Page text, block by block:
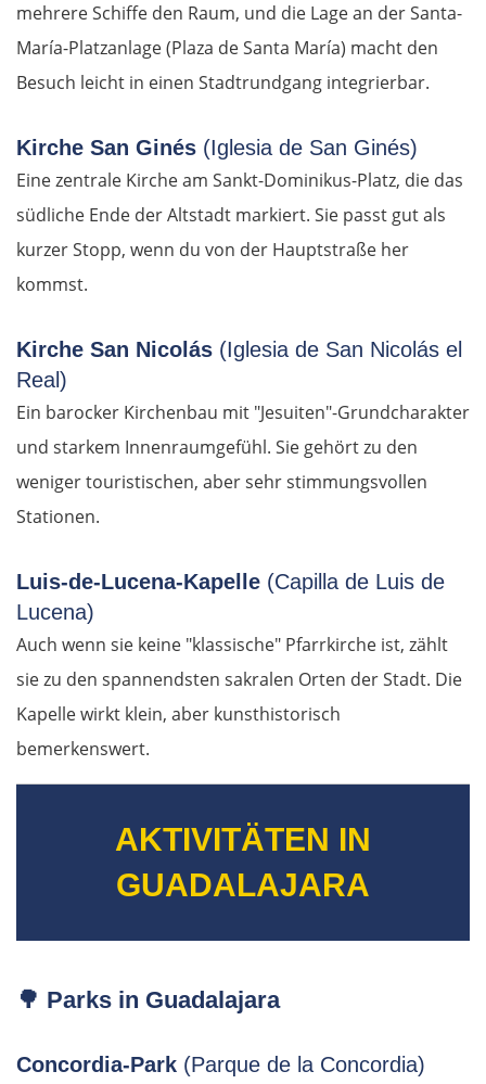
mehrere Schiffe den Raum, und die Lage an der Santa-
María-Platzanlage (Plaza de Santa María) macht den
Besuch leicht in einen Stadtrundgang integrierbar.
Kirche San Ginés (Iglesia de San Ginés)
Eine zentrale Kirche am Sankt-Dominikus-Platz, die das
südliche Ende der Altstadt markiert. Sie passt gut als
kurzer Stopp, wenn du von der Hauptstraße her
kommst.
Kirche San Nicolás (Iglesia de San Nicolás el
Real)
Ein barocker Kirchenbau mit "Jesuiten"-Grundcharakter
und starkem Innenraumgefühl. Sie gehört zu den
weniger touristischen, aber sehr stimmungsvollen
Stationen.
Luis-de-Lucena-Kapelle (Capilla de Luis de
Lucena)
Auch wenn sie keine "klassische" Pfarrkirche ist, zählt
sie zu den spannendsten sakralen Orten der Stadt. Die
Kapelle wirkt klein, aber kunsthistorisch
bemerkenswert.
AKTIVITÄTEN IN
GUADALAJARA
🌳 Parks in Guadalajara
Concordia-Park (Parque de la Concordia)
Oradea
Târnăveni
Sibiu
Bulgarien Ost
Schumen
Warna
Burgas
Elchowo